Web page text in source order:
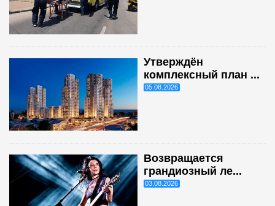
Утверждён
комплексный план ...
05.08.2026
Возвращается
грандиозный ле...
03.08.2026